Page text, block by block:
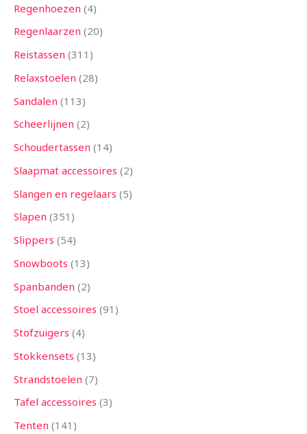
Regenhoezen 4
Regenlaarzen 20
Reistassen 311
Relaxstoelen 28
Sandalen 113
Scheerlijnen 2
Schoudertassen 14
Slaapmat accessoires 2
Slangen en regelaars 5
Slapen 351
Slippers 54
Snowboots 13
Spanbanden 2
Stoel accessoires 91
Stofzuigers 4
Stokkensets 13
Strandstoelen 7
Tafel accessoires 3
Tenten 141